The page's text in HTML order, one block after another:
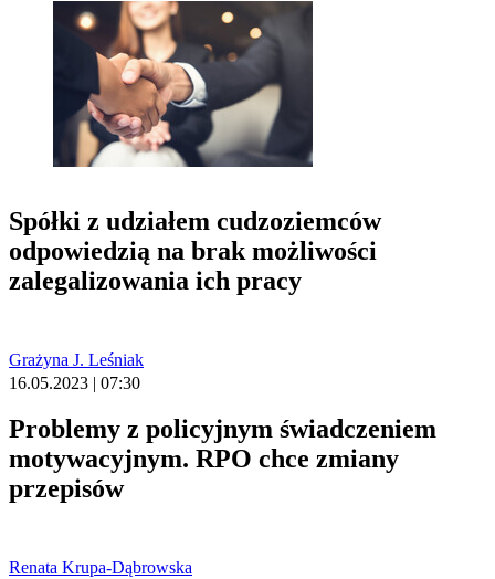
Spółki z udziałem cudzoziemców
odpowiedzią na brak możliwości
zalegalizowania ich pracy
Grażyna J. Leśniak
16.05.2023 | 07:30
Problemy z policyjnym świadczeniem
motywacyjnym. RPO chce zmiany
przepisów
Renata Krupa-Dąbrowska